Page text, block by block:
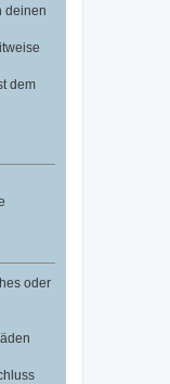
deinen
dem
oder